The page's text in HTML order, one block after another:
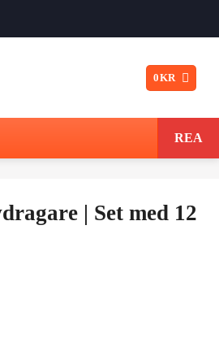
0KR
REA
| Set med 12